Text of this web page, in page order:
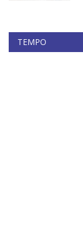
TEMPO